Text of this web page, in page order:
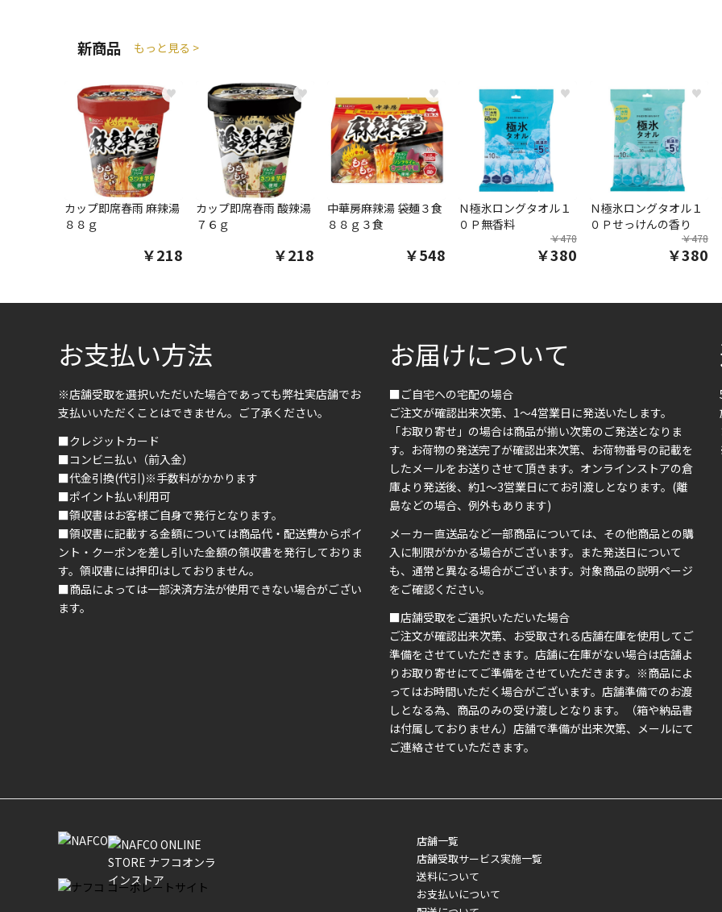
新商品 もっと見る >
♥
カップ即席春雨 麻辣湯
８８ｇ
￥218
♥
カップ即席春雨 酸辣湯
７６ｇ
￥218
♥
中華房麻辣湯 袋麺３食
８８ｇ３食
￥548
♥
Ｎ極氷ロングタオル１
０Ｐ無香料
￥478
￥380
♥
Ｎ極氷ロングタオル１
０Ｐせっけんの香り
￥478
￥380
お支払い方法
※店舗受取を選択いただいた場合であっても弊社実店舗でお
支払いいただくことはできません。ご了承ください。
■クレジットカード
■コンビニ払い（前入金）
■代金引換(代引)※手数料がかかります
■ポイント払い利用可
■領収書はお客様ご自身で発行となります。
■領収書に記載する金額については商品代・配送費からポイ
ント・クーポンを差し引いた金額の領収書を発行しておりま
す。領収書には押印はしておりません。
■商品によっては一部決済方法が使用できない場合がござい
ます。
お届けについて
■ご自宅への宅配の場合
ご注文が確認出来次第、1～4営業日に発送いたします。
「お取り寄せ」の場合は商品が揃い次第のご発送となりま
す。お荷物の発送完了が確認出来次第、お荷物番号の記載を
したメールをお送りさせて頂きます。オンラインストアの倉
庫より発送後、約1～3営業日にてお引渡しとなります。(離
島などの場合、例外もあります)
メーカー直送品など一部商品については、その他商品との購
入に制限がかかる場合がございます。また発送日について
も、通常と異なる場合がございます。対象商品の説明ページ
をご確認ください。
■店舗受取をご選択いただいた場合
ご注文が確認出来次第、お受取される店舗在庫を使用してご
準備をさせていただきます。店舗に在庫がない場合は店舗よ
りお取り寄せにてご準備をさせていただきます。※商品によ
ってはお時間いただく場合がございます。店舗準備でのお渡
しとなる為、商品のみの受け渡しとなります。（箱や納品書
は付属しておりません）店舗で準備が出来次第、メールにて
ご連絡させていただきます。
店舗一覧
店舗受取サービス実施一覧
送料について
お支払いについて